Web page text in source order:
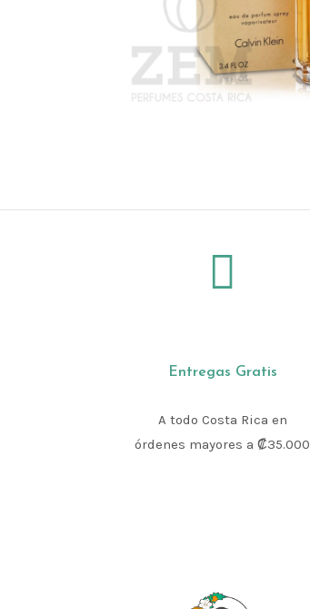
Entregas Gratis
A todo Costa Rica en
órdenes mayores a ₡35.000